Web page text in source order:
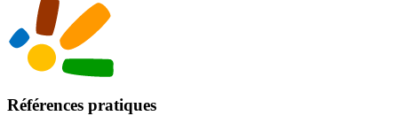
Références pratiques